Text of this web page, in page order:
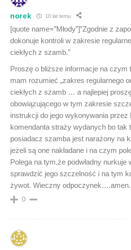
norek 10 lat temu
[quote name=”Młody”]”Zgodnie z
dokonuje kontroli w zakresie
ciekłych z szamb.”
Proszę o bliższe informacje na czym
mam rozumieć „zakres regularnego
ciekłych z szamb … a najlepiej
obowiązującego w tym zakresie
instrukcji do jego wykonywania przez
komendanta straży wydanych bo tak
posiadacz szamba jest narażony na
jeżeli są one nakładane i na czym
Polega na tym,że podwładny nurkuje
sprawdzić jego szczelność i na tym
żywot. Wieczny odpoczynek….amen.
0